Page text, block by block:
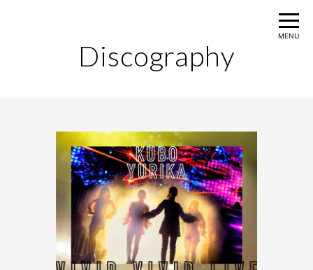
Profile
Movie
Discography
Live
MENU
Discography